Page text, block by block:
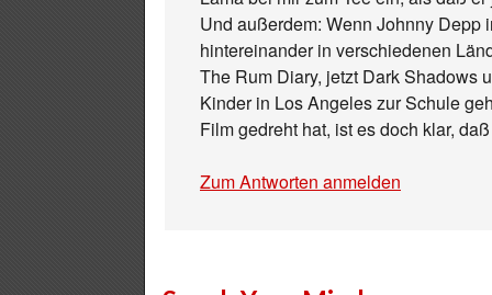
Und außerdem: Wenn Johnny
hintereinander in verschiedenen
The Rum Diary, jetzt Dark Shadows
Kinder in Los Angeles zur Schule
Film gedreht hat, ist es doch klar,
Zum Antworten anmelden